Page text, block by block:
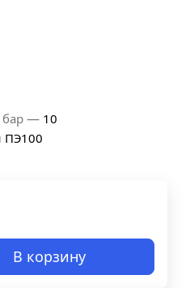
— 10
ПЭ100
В корзину